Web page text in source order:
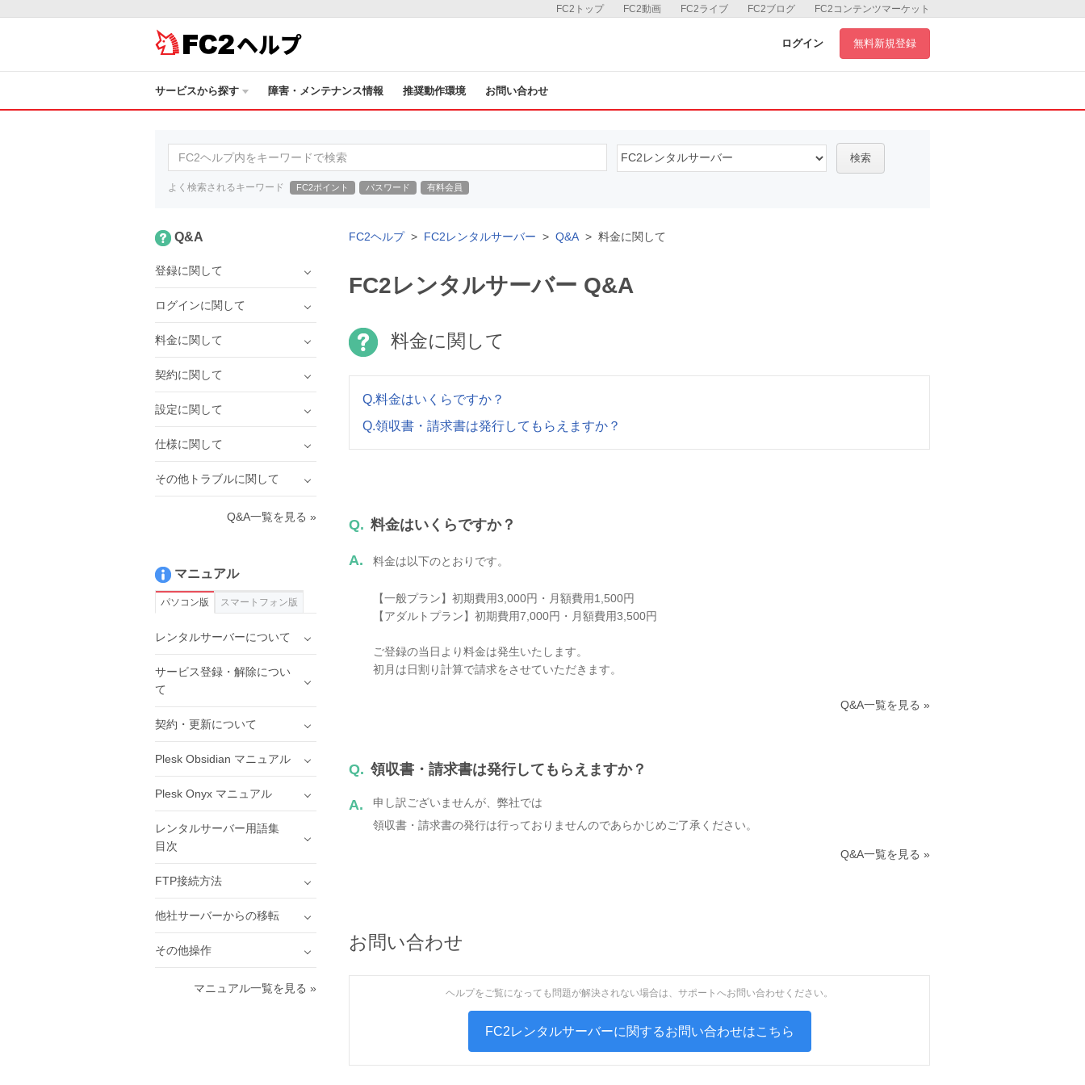
FC2コンテンツマーケット
FC2ブログ
FC2ライブ
FC2動画
FC2トップ
ヘルプ ログイン 無料新規登録
サービスから探す 障害・メンテナンス情報 推奨動作環境 お問い合わせ
検索
よく検索されるキーワード FC2ポイント パスワード 有料会員
FC2ヘルプ FC2レンタルサーバー Q&A 料金に関して
FC2レンタルサーバー Q&A
料金に関して
Q.料金はいくらですか？
Q.領収書・請求書は発行してもらえますか？
Q. 料金はいくらですか？
A. 料金は以下のとおりです。
【一般プラン】初期費用3,000円・月額費用1,500円
【アダルトプラン】初期費用7,000円・月額費用3,500円
ご登録の当日より料金は発生いたします。
初月は日割り計算で請求をさせていただきます。
Q&A一覧を見る »
Q. 領収書・請求書は発行してもらえますか？
A.
申し訳ございませんが、弊社では
領収書・請求書の発行は行っておりませんのであらかじめご了承ください。
Q&A一覧を見る »
お問い合わせ
ヘルプをご覧になっても問題が解決されない場合は、サポートへお問い合わせください。
FC2レンタルサーバーに関するお問い合わせはこちら
Q&A
登録に関して
ログインに関して
料金に関して
契約に関して
設定に関して
仕様に関して
その他トラブルに関して
Q&A一覧を見る »
マニュアル
パソコン版 スマートフォン版
レンタルサーバーについて
サービス登録・解除につい
て
契約・更新について
Plesk Obsidian マニュアル
Plesk Onyx マニュアル
レンタルサーバー用語集
目次
FTP接続方法
他社サーバーからの移転
その他操作
マニュアル一覧を見る »